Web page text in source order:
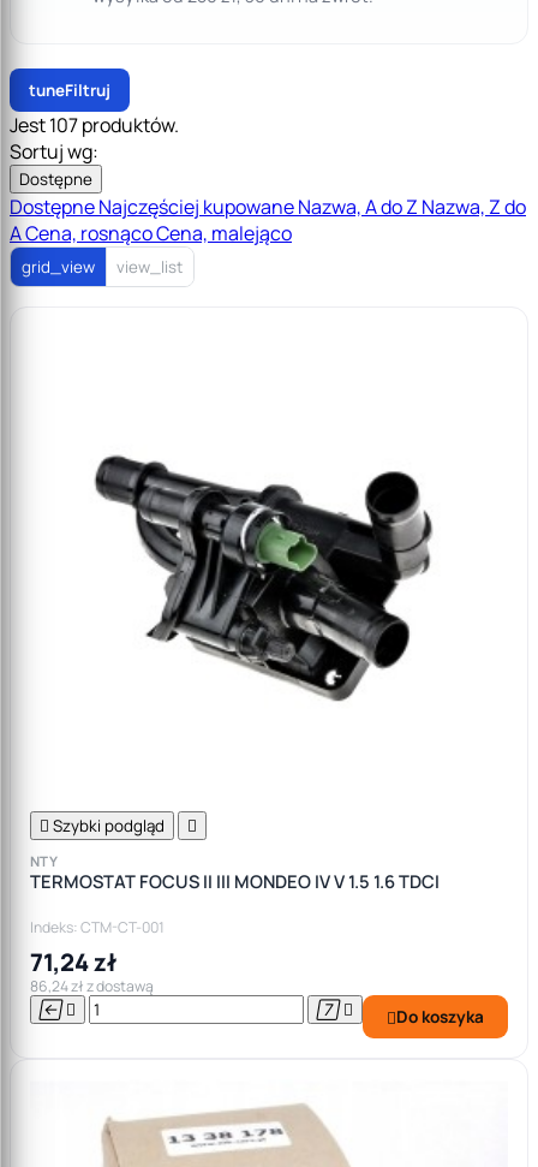
tuneFiltruj
Jest 107 produktów.
Sortuj wg:
Dostępne
DostępneNajczęściej kupowaneNazwa, A do Z Nazwa, Z do
ACena, rosnącoCena, malejąco
grid_view view_list
 Szybki podgląd 
NTY
TERMOSTAT FOCUS II III MONDEO IV V 1.5 1.6 TDCI
Indeks: CTM-CT-001
71,24 zł
86,24 zł z dostawą
    Do koszyka